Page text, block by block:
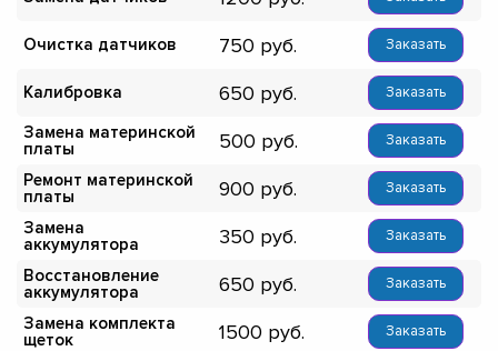
Очистка датчиков 750 Заказать
Калибровка 650 Заказать
Замена материнской
платы
500 Заказать
Ремонт материнской
платы
900 Заказать
Замена
аккумулятора
350 Заказать
Восстановление
аккумулятора
650 Заказать
Замена комплекта
щеток
1500 Заказать